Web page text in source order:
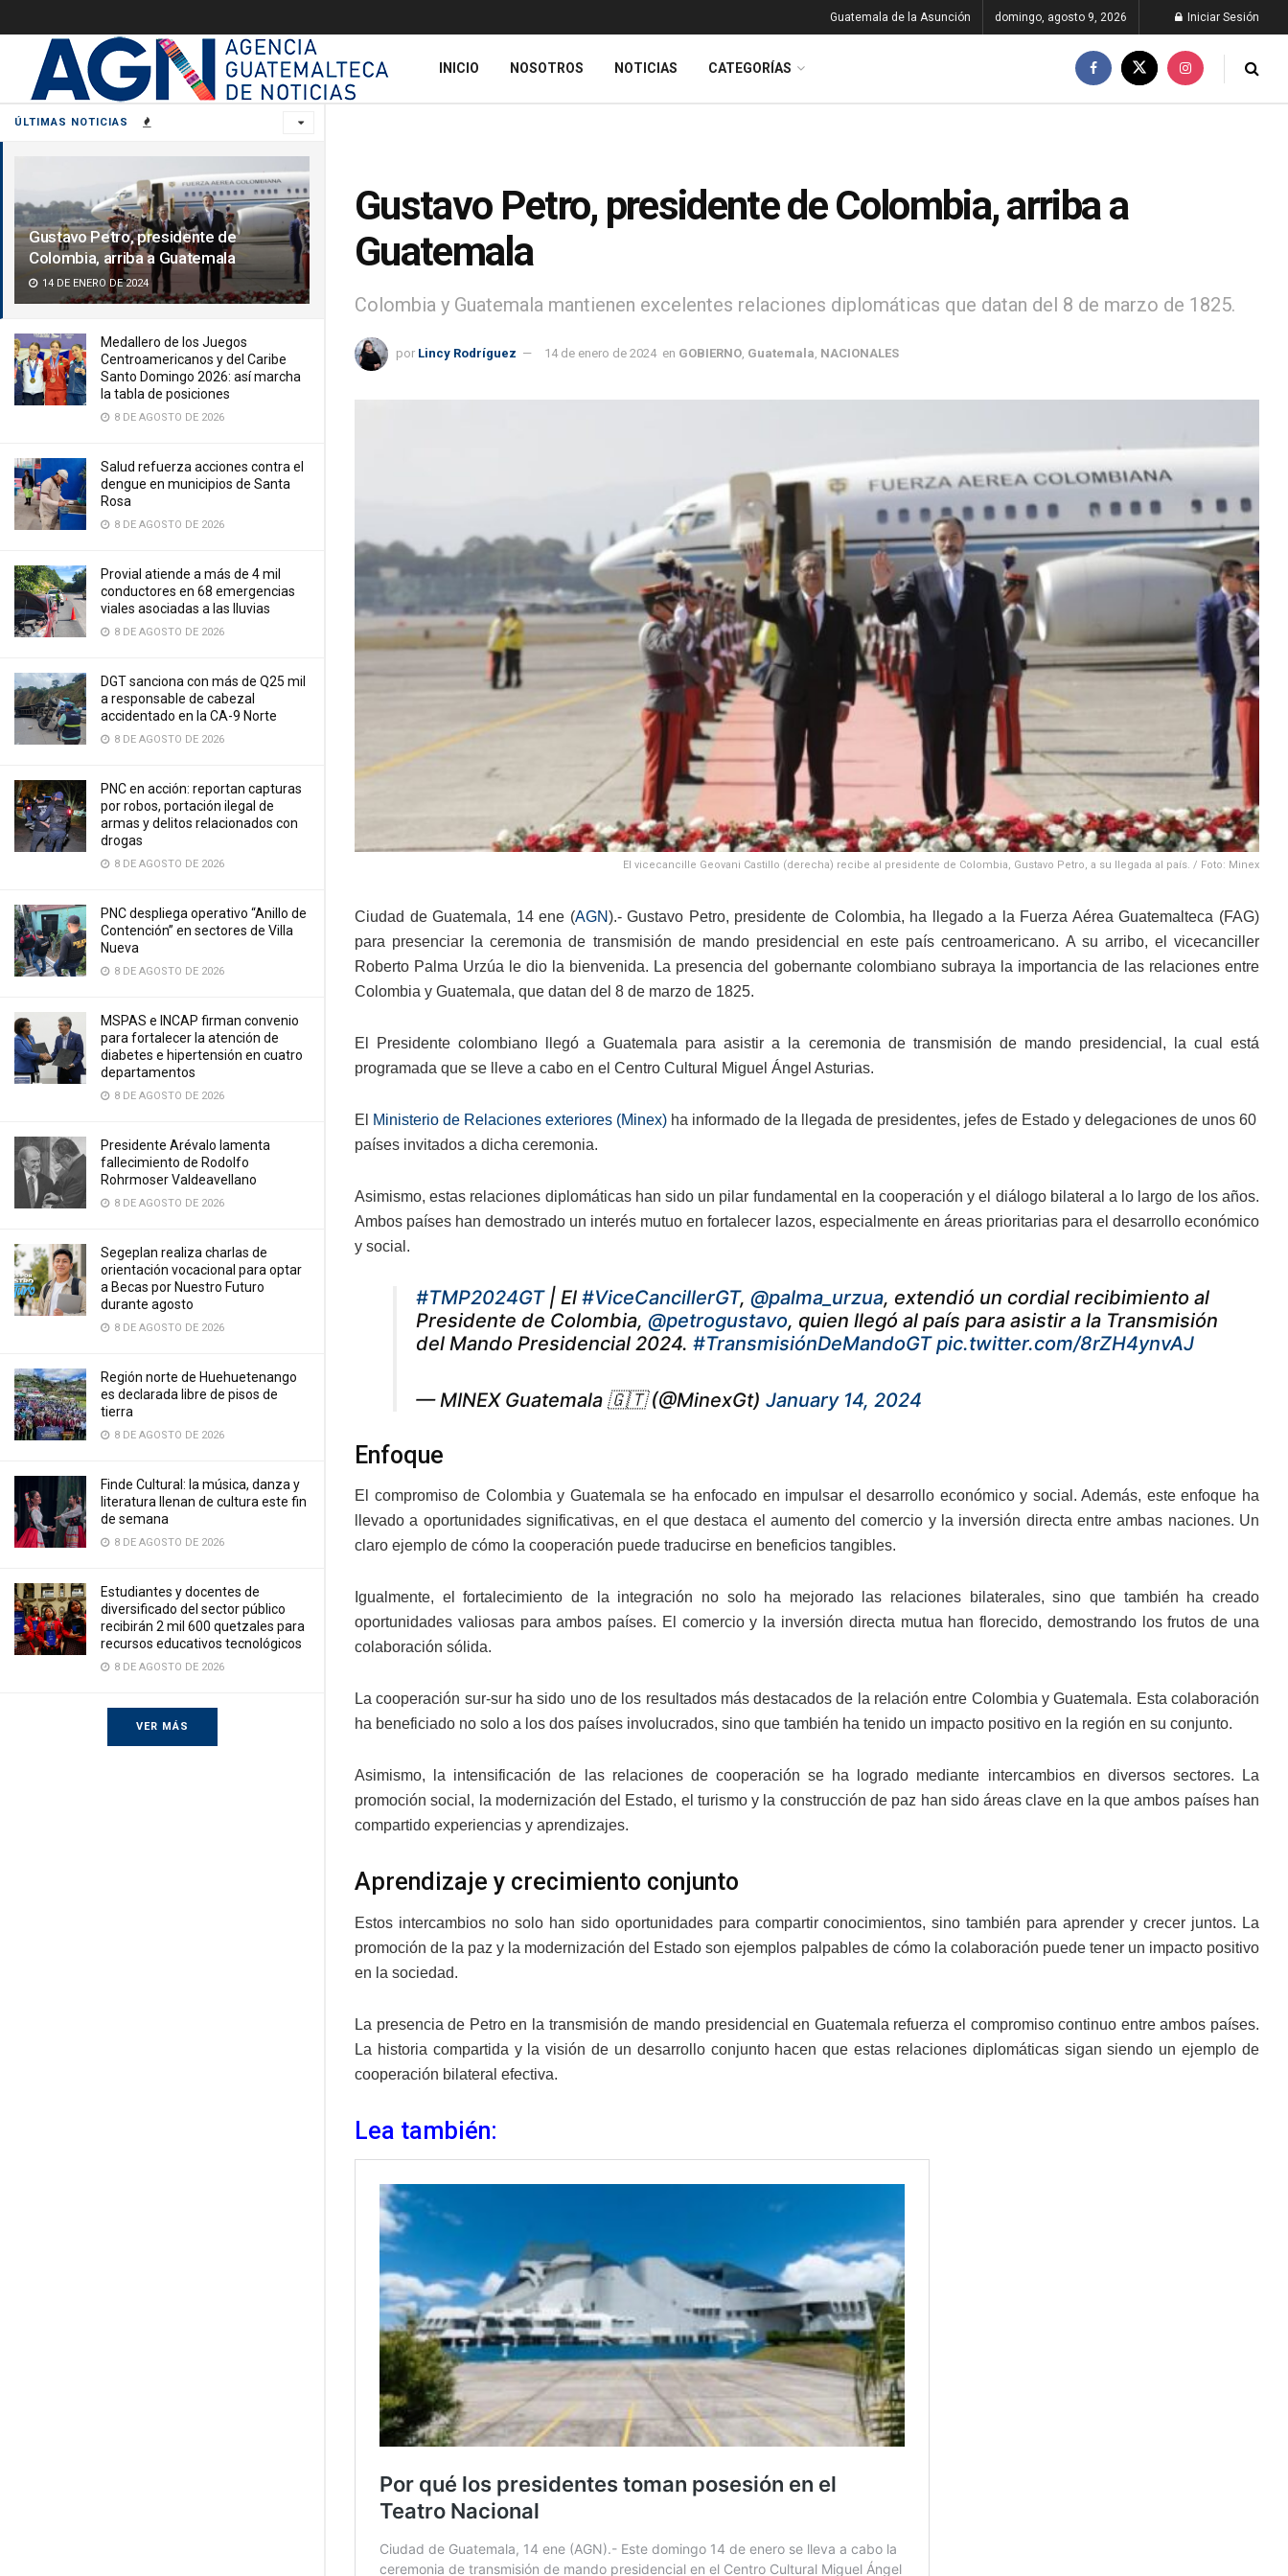
ÚLTIMAS NOTICIAS
Gustavo Petro, presidente de
Colombia, arriba a Guatemala
14 DE ENERO DE 2024
Medallero de los Juegos
Centroamericanos y del Caribe
Santo Domingo 2026: así marcha
la tabla de posiciones
8 DE AGOSTO DE 2026
Salud refuerza acciones contra el
dengue en municipios de Santa
Rosa
8 DE AGOSTO DE 2026
Provial atiende a más de 4 mil
conductores en 68 emergencias
viales asociadas a las lluvias
8 DE AGOSTO DE 2026
DGT sanciona con más de Q25 mil
a responsable de cabezal
accidentado en la CA-9 Norte
8 DE AGOSTO DE 2026
PNC en acción: reportan capturas
por robos, portación ilegal de
armas y delitos relacionados con
drogas
8 DE AGOSTO DE 2026
PNC despliega operativo “Anillo de
Contención” en sectores de Villa
Nueva
8 DE AGOSTO DE 2026
MSPAS e INCAP firman convenio
para fortalecer la atención de
diabetes e hipertensión en cuatro
departamentos
8 DE AGOSTO DE 2026
Presidente Arévalo lamenta
fallecimiento de Rodolfo
Rohrmoser Valdeavellano
8 DE AGOSTO DE 2026
Segeplan realiza charlas de
orientación vocacional para optar
a Becas por Nuestro Futuro
durante agosto
8 DE AGOSTO DE 2026
Región norte de Huehuetenango
es declarada libre de pisos de
tierra
8 DE AGOSTO DE 2026
Finde Cultural: la música, danza y
literatura llenan de cultura este fin
de semana
8 DE AGOSTO DE 2026
Estudiantes y docentes de
diversificado del sector público
recibirán 2 mil 600 quetzales para
recursos educativos tecnológicos
8 DE AGOSTO DE 2026
VER MÁS
Guatemala de la Asunción domingo, agosto 9, 2026 Iniciar Sesión
INICIO NOSOTROS NOTICIAS CATEGORÍAS
Gustavo Petro, presidente de Colombia, arriba a
Guatemala
Colombia y Guatemala mantienen excelentes relaciones diplomáticas que datan del 8 de marzo de 1825.
por Lincy Rodríguez 14 de enero de 2024 en GOBIERNO Guatemala NACIONALES
El vicecancille Geovani Castillo (derecha) recibe al presidente de Colombia, Gustavo Petro, a su llegada al país. / Foto: Minex
Ciudad de Guatemala, 14 ene (AGN).- Gustavo Petro, presidente de Colombia, ha llegado a la Fuerza Aérea Guatemalteca (FAG)
para presenciar la ceremonia de transmisión de mando presidencial en este país centroamericano. A su arribo, el vicecanciller
Roberto Palma Urzúa le dio la bienvenida. La presencia del gobernante colombiano subraya la importancia de las relaciones entre
Colombia y Guatemala, que datan del 8 de marzo de 1825.
El Presidente colombiano llegó a Guatemala para asistir a la ceremonia de transmisión de mando presidencial, la cual está
programada que se lleve a cabo en el Centro Cultural Miguel Ángel Asturias.
El Ministerio de Relaciones exteriores (Minex) ha informado de la llegada de presidentes, jefes de Estado y delegaciones de unos 60
países invitados a dicha ceremonia.
Asimismo, estas relaciones diplomáticas han sido un pilar fundamental en la cooperación y el diálogo bilateral a lo largo de los años.
Ambos países han demostrado un interés mutuo en fortalecer lazos, especialmente en áreas prioritarias para el desarrollo económico
y social.
#TMP2024GT| El #ViceCancillerGT, @palma_urzua, extendió un cordial recibimiento al
Presidente de Colombia, @petrogustavo, quien llegó al país para asistir a la Transmisión
del Mando Presidencial 2024. #TransmisiónDeMandoGT pic.twitter.com/8rZH4ynvAJ
— MINEX Guatemala 🇬🇹 (@MinexGt) January 14, 2024
Enfoque
El compromiso de Colombia y Guatemala se ha enfocado en impulsar el desarrollo económico y social. Además, este enfoque ha
llevado a oportunidades significativas, en el que destaca el aumento del comercio y la inversión directa entre ambas naciones. Un
claro ejemplo de cómo la cooperación puede traducirse en beneficios tangibles.
Igualmente, el fortalecimiento de la integración no solo ha mejorado las relaciones bilaterales, sino que también ha creado
oportunidades valiosas para ambos países. El comercio y la inversión directa mutua han florecido, demostrando los frutos de una
colaboración sólida.
La cooperación sur-sur ha sido uno de los resultados más destacados de la relación entre Colombia y Guatemala. Esta colaboración
ha beneficiado no solo a los dos países involucrados, sino que también ha tenido un impacto positivo en la región en su conjunto.
Asimismo, la intensificación de las relaciones de cooperación se ha logrado mediante intercambios en diversos sectores. La
promoción social, la modernización del Estado, el turismo y la construcción de paz han sido áreas clave en la que ambos países han
compartido experiencias y aprendizajes.
Aprendizaje y crecimiento conjunto
Estos intercambios no solo han sido oportunidades para compartir conocimientos, sino también para aprender y crecer juntos. La
promoción de la paz y la modernización del Estado son ejemplos palpables de cómo la colaboración puede tener un impacto positivo
en la sociedad.
La presencia de Petro en la transmisión de mando presidencial en Guatemala refuerza el compromiso continuo entre ambos países.
La historia compartida y la visión de un desarrollo conjunto hacen que estas relaciones diplomáticas sigan siendo un ejemplo de
cooperación bilateral efectiva.
Lea también: